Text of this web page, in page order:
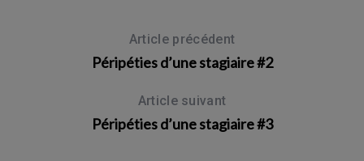
Article précédent
Péripéties d’une stagiaire #2
Article suivant
Péripéties d’une stagiaire #3